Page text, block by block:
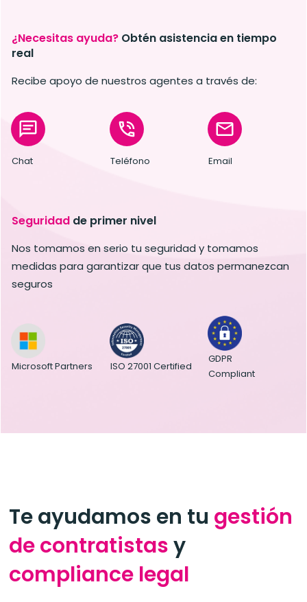
¿Necesitas ayuda? Obtén asistenciaen tiempo
real
Recibe apoyo de nuestros agentes a través de:
Chat Teléfono Email
Seguridad de primer nivel
Nos tomamos en serio tu seguridad y tomamos
medidas para garantizar que tus datos permanezcan
seguros
Microsoft Partners ISO 27001 Certified
GDPR
Compliant
Te ayudamos en tu gestión
de contratistasy
compliance legal